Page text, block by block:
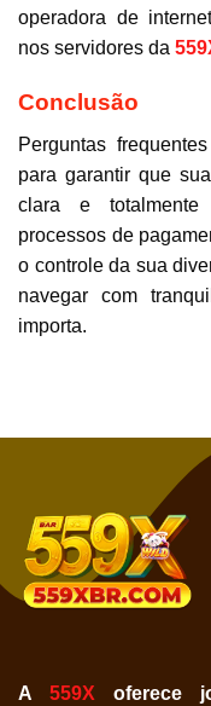
operadora de
nos servidores da
Conclusão
Perguntas
para garantir que
clara e totalmente
processos de
o controle da sua
navegar com
importa.
A 559X oferece